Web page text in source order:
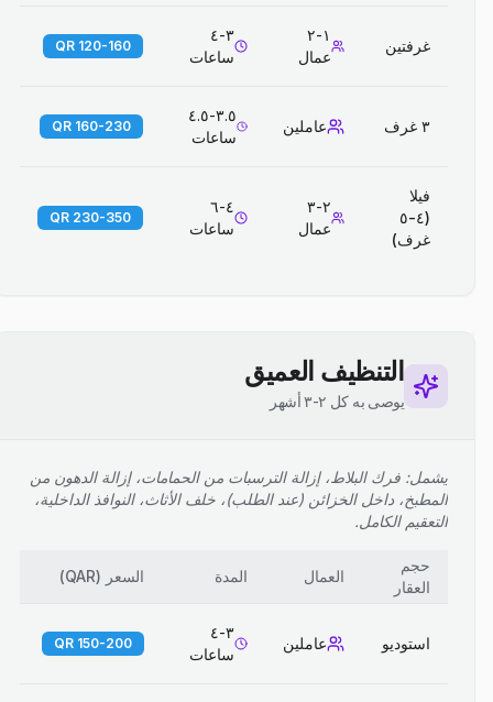
غرفتين
١-٢
عمال
٣-٤
ساعات
120-160 QR
٣ غرف عاملين
٣.٥-٤.٥
ساعات
160-230 QR
فيلا
(٤-٥
غرف)
٢-٣
عمال
٤-٦
ساعات
230-350 QR
التنظيف العميق
يوصى به كل ٢-٣ أشهر
يشمل: فرك البلاط، إزالة الترسبات من الحمامات، إزالة الدهون من
المطبخ، داخل الخزائن (عند الطلب)، خلف الأثاث، النوافذ الداخلية،
التعقيم الكامل.
حجم
العقار
العمال المدة السعر (
QAR
)
استوديو عاملين
٣-٤
ساعات
150-200 QR